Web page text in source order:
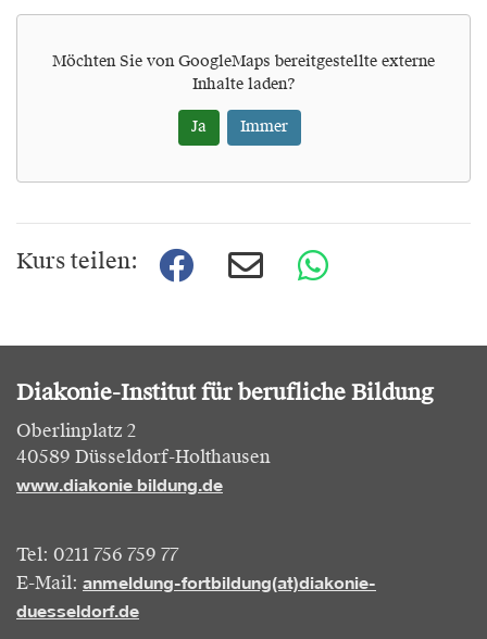
Möchten Sie von GoogleMaps bereitgestellte externe
Inhalte laden?
Ja Immer
Kurs teilen:
Diakonie-Institut für berufliche Bildung
Oberlinplatz 2
40589 Düsseldorf-Holthausen
www.diakonie bildung.de
Tel: 0211 756 759 77
E-Mail: anmeldung-fortbildung(at)diakonie-
duesseldorf.de